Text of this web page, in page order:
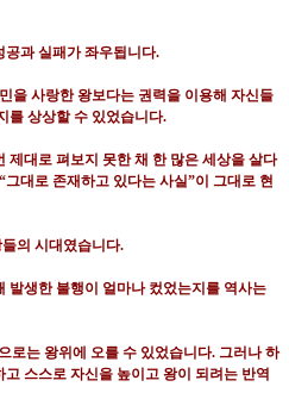
공과 실패가 좌우됩니다.
을 사랑한 왕보다는 권력을 이용해 자신들
를 상상할 수 있었습니다.
제대로 펴보지 못한 채 한 많은 세상을 살다
“그대로 존재하고 있다는 사실”이 그대로 현
의 시대였습니다.
발생한 불행이 얼마나 컸었는지를 역사는
로는 왕위에 오를 수 있었습니다. 그러나 하
스스로 자신을 높이고 왕이 되려는 반역